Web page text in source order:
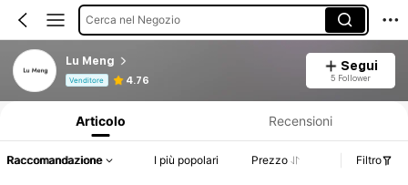
Cerca nel Negozio
Lu Meng
Venditore 4.76
Segui
5 Follower
Articolo Recensioni
Raccomandazione I più popolari Prezzo Filtro